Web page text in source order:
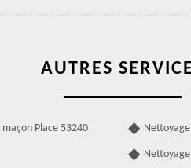
AUTRES
Place 53240